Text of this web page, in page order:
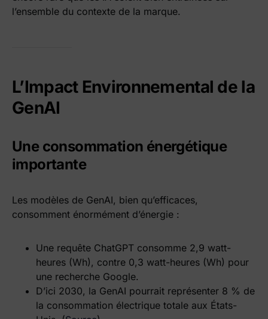
l’ensemble du contexte de la marque.
L’Impact Environnemental de la
GenAI
Une consommation énergétique
importante
Les modèles de GenAI, bien qu’efficaces,
consomment énormément d’énergie :
Une requête ChatGPT consomme 2,9 watt-
heures (Wh), contre 0,3 watt-heures (Wh) pour
une recherche Google.
D’ici 2030, la GenAI pourrait représenter 8 % de
la consommation électrique totale aux États-